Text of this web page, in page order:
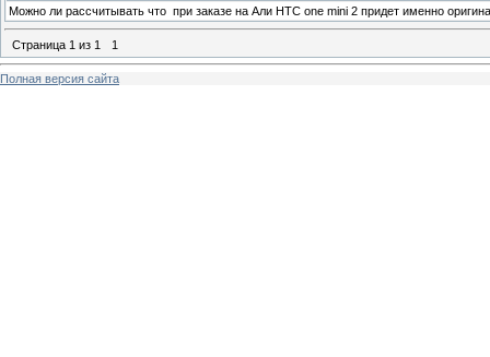
Можно ли рассчитывать что при заказе на Али HTC one mini 2 придет именно
Страница 1 из 1 1
Полная версия сайта